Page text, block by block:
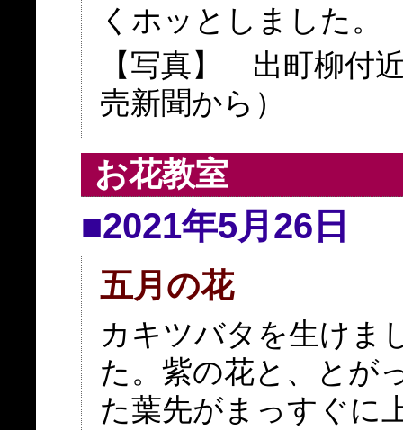
くホッとしました。
【写真】 出町柳付
売新聞から）
お花教室
■2021年5月26日
五月の花
カキツバタを生けま
た。紫の花と、とが
た葉先がまっすぐに